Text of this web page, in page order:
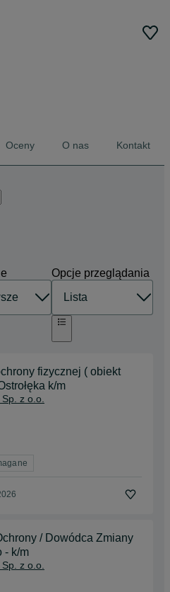
Oceny O nas Kontakt
Opcje przeglądania
fizycznej ( obiekt
k/m
z o.o.
/ Dowódca Zmiany
- k/m
z o.o.